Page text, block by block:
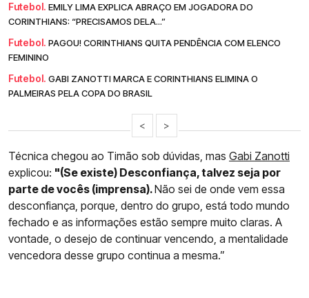
Futebol. EMILY LIMA EXPLICA ABRAÇO EM JOGADORA DO
CORINTHIANS: “PRECISAMOS DELA...”
Futebol. PAGOU! CORINTHIANS QUITA PENDÊNCIA COM ELENCO
FEMININO
Futebol. GABI ZANOTTI MARCA E CORINTHIANS ELIMINA O
PALMEIRAS PELA COPA DO BRASIL
< >
Técnica chegou ao Timão sob dúvidas, mas Gabi Zanotti
explicou: "(Se existe) Desconfiança, talvez seja por
parte de vocês (imprensa).Não sei de onde vem essa
desconfiança, porque, dentro do grupo, está todo mundo
fechado e as informações estão sempre muito claras. A
vontade, o desejo de continuar vencendo, a mentalidade
vencedora desse grupo continua a mesma.”